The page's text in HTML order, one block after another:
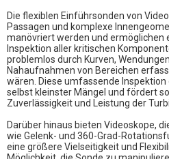
Die flexiblen Einführsonden von
Passagen und komplexe
manövriert werden und ermöglichen
Inspektion aller kritischen
problemlos durch Kurven,
Nahaufnahmen von Bereichen
wären. Diese umfassende
selbst kleinster Mängel und fördert
Zuverlässigkeit und Leistung der
Darüber hinaus bieten Videoskope,
wie Gelenk- und 360-Grad-
eine größere Vielseitigkeit und